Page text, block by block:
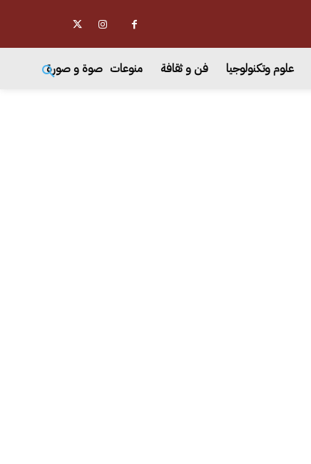
علوم وتكنولوجيا فن و ثقافة منوعات صوة و صورة